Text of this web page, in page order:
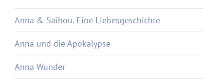
Anna & Saihou. Eine Liebesgeschichte
Anna und die Apokalypse
Anna Wunder